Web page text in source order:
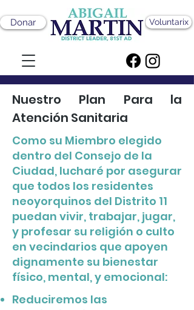
Donar Voluntarix
Nuestro Plan Para la
Atención Sanitaria
Como su Miembro elegido
dentro del Consejo de la
Ciudad, lucharé por asegurar
que todos los residentes
neoyorquinos del Distrito 11
puedan vivir, trabajar, jugar,
y profesar su religión o culto
en vecindarios que apoyen
dignamente su bienestar
físico, mental, y emocional:
Reduciremos las